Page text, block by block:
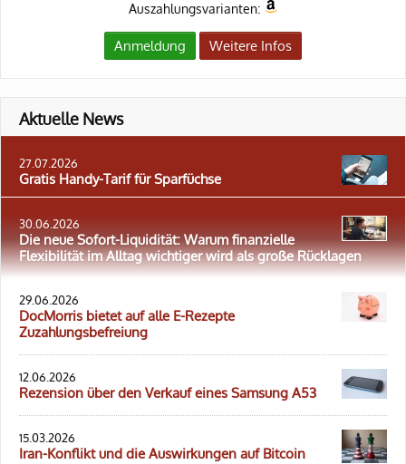
Auszahlungsvarianten:
Anmeldung Weitere Infos
Aktuelle News
27.07.2026
Gratis Handy-Tarif für Sparfüchse
30.06.2026
Die neue Sofort-Liquidität: Warum finanzielle
Flexibilität im Alltag wichtiger wird als große Rücklagen
29.06.2026
DocMorris bietet auf alle E-Rezepte
Zuzahlungsbefreiung
12.06.2026
Rezension über den Verkauf eines Samsung A53
15.03.2026
Iran-Konflikt und die Auswirkungen auf Bitcoin